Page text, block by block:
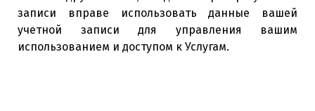
записи вправе использовать данные вашей
учетной записи для управления вашим
использованием и доступом к Услугам.